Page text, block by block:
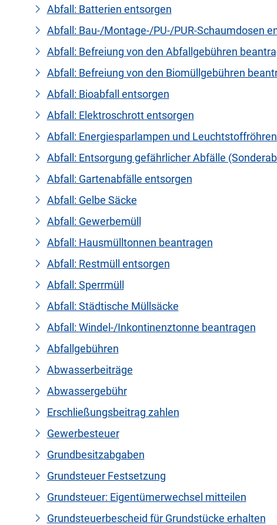
Abfall: Batterien entsorgen
Abfall: Bau-/Montage-/PU-/PUR-Schaumdosen
Abfall: Befreiung von den Abfallgebühren
Abfall: Befreiung von den Biomüllgebühren
Abfall: Bioabfall entsorgen
Abfall: Elektroschrott entsorgen
Abfall: Energiesparlampen und
Abfall: Entsorgung gefährlicher Abfälle
Abfall: Gartenabfälle entsorgen
Abfall: Gelbe Säcke
Abfall: Gewerbemüll
Abfall: Hausmülltonnen beantragen
Abfall: Restmüll entsorgen
Abfall: Sperrmüll
Abfall: Städtische Müllsäcke
Abfall: Windel-/Inkontinenztonne beantragen
Abfallgebühren
Abwasserbeiträge
Abwassergebühr
Erschließungsbeitrag zahlen
Gewerbesteuer
Grundbesitzabgaben
Grundsteuer Festsetzung
Grundsteuer: Eigentümerwechsel mitteilen
Grundsteuerbescheid für Grundstücke erhalten